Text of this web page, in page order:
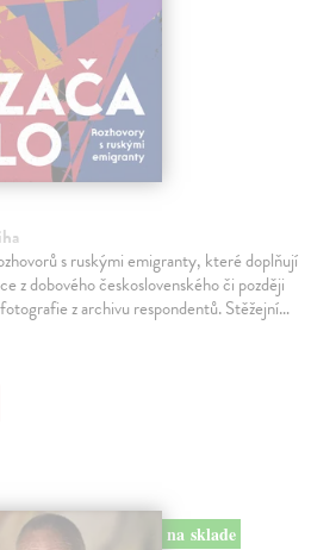
s ruskými emigranty, které doplňují
z dobového československého či později
z archivu respondentů. Stěžejní…
na sklade